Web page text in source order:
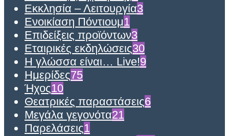
Εκκλησία – Λειτουργία3
Ενοικίαση Πόντιουμ1
Επιδείξεις προϊόντων3
Εταιρικές εκδηλώσεις30
Η γλώσσα είναι… Live!9
Ημερίδες75
Ήχος10
Θεατρικές παραστάσεις6
Μεγάλα γεγονότα21
Παρελάσεις1